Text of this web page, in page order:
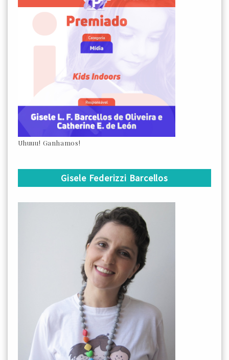
Uhuuu! Ganhamos!
Gisele Federizzi Barcellos